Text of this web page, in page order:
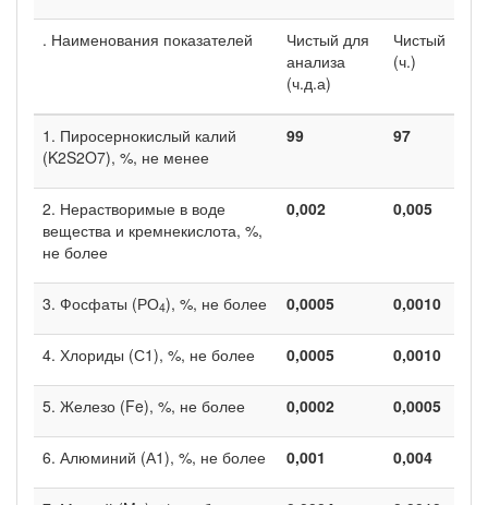
. Наименования показателей
Чистый для
анализа
(ч.д.а)
Чистый
(ч.)
1. Пиросернокислый калий
(K2S2O7), %, не ме­нее
99 97
2. Нерастворимые в воде
вещества и кремне­кислота, %,
не более
0,002 0,005
3. Фосфаты (РО4), %, не более 0,0005 0,0010
4. Хлориды (С1), %, не более 0,0005 0,0010
5. Железо (Fe), %, не более 0,0002 0,0005
6. Алюминий (А1), %, не более 0,001 0,004